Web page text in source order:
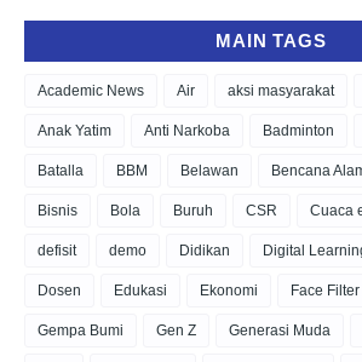
MAIN TAGS
Academic News Air aksi masyarakat
Anak Yatim Anti Narkoba Badminton
Batalla BBM Belawan Bencana
Bisnis Bola Buruh CSR Cuaca
defisit demo Didikan Digital
Dosen Edukasi Ekonomi Face Filter
Gempa Bumi Gen Z Generasi Muda